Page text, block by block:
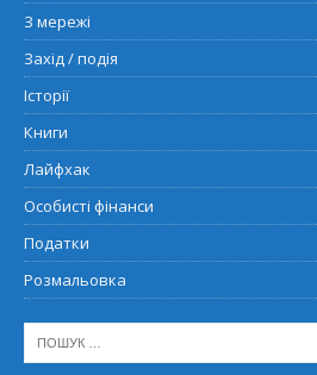
З мережі
Захід / подія
Історії
Книги
Лайфхак
Особисті фінанси
Податки
Розмальовка